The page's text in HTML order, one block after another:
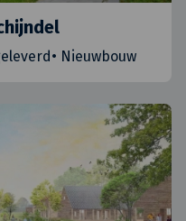
• Nieuwbouw